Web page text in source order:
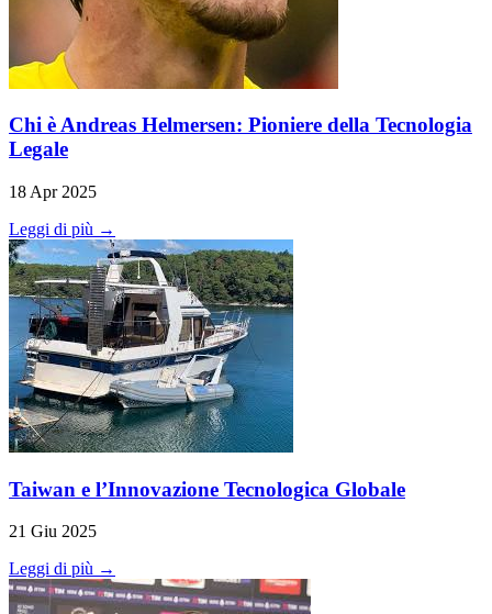
Chi è Andreas Helmersen: Pioniere della Tecnologia
Legale
18 Apr 2025
Leggi di più →
Taiwan e l’Innovazione Tecnologica Globale
21 Giu 2025
Leggi di più →